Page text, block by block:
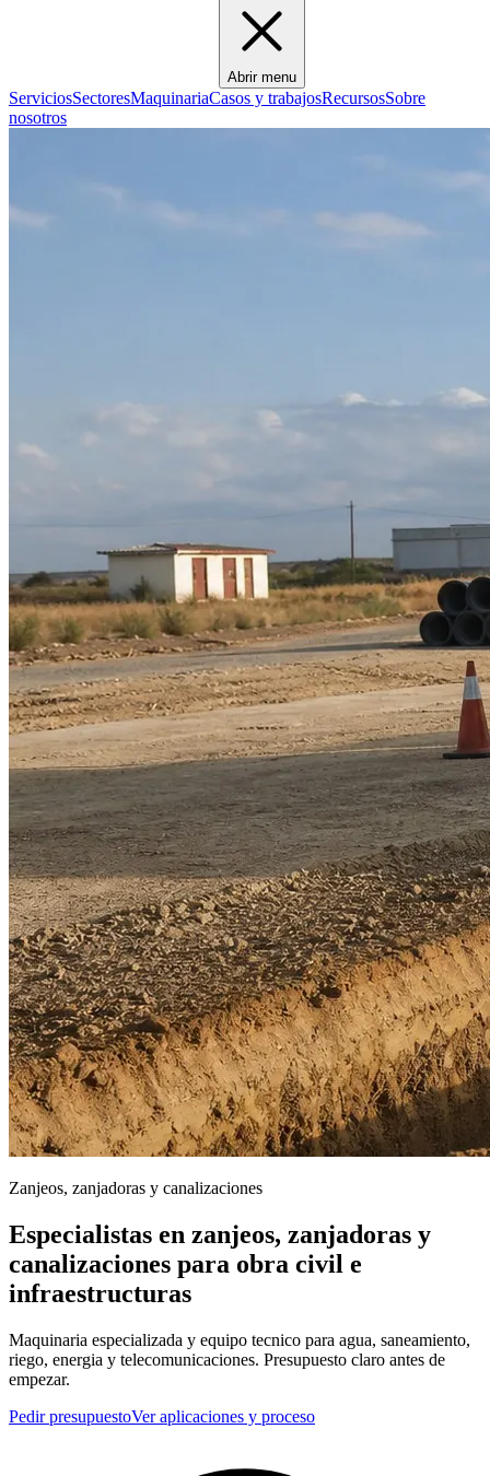
Abrir menu
ServiciosSectoresMaquinariaCasos y trabajosRecursosSobre
nosotros
Zanjeos, zanjadoras y canalizaciones
Especialistas en zanjeos, zanjadoras y
canalizaciones para obra civil e
infraestructuras
Maquinaria especializada y equipo tecnico para agua, saneamiento,
riego, energia y telecomunicaciones. Presupuesto claro antes de
empezar.
Pedir presupuestoVer aplicaciones y proceso